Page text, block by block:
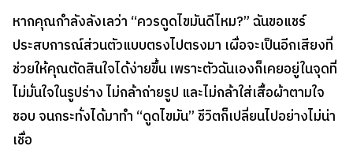
หากคุณกำลังลังเลว่า “ควรดูดไขมันดีไหม?” ฉันขอแชร์
ประสบการณ์ส่วนตัวแบบตรงไปตรงมา เผื่อจะเป็นอีกเสียงที่
ช่วยให้คุณตัดสินใจได้ง่ายขึ้น เพราะตัวฉันเองก็เคยอยู่ในจุดที่
ไม่มั่นใจในรูปร่าง ไม่กล้าถ่ายรูป และไม่กล้าใส่เสื้อผ้าตามใจ
ชอบ จนกระทั่งได้มาทำ “ดูดไขมัน” ชีวิตก็เปลี่ยนไปอย่างไม่น่า
เชื่อ